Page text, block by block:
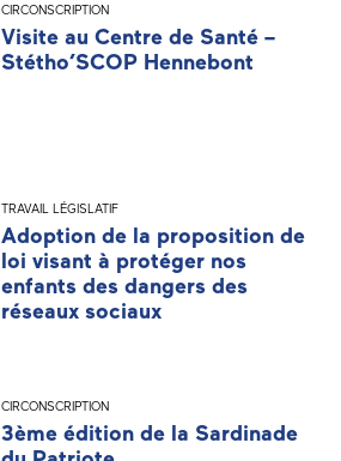
CIRCONSCRIPTION
Visite au Centre de Santé –
Stétho’SCOP Hennebont
TRAVAIL LÉGISLATIF
Adoption de la proposition de
loi visant à protéger nos
enfants des dangers des
réseaux sociaux
CIRCONSCRIPTION
3ème édition de la Sardinade